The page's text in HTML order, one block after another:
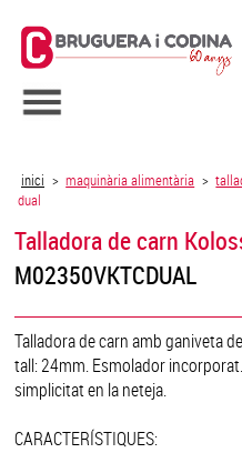
inici > maquinària alimentària >
dual
Talladora de carn
M02350VKTCDUAL
Talladora de carn amb ganiveta
tall: 24mm. Esmolador
simplicitat en la neteja.
CARACTERÍSTIQUES: